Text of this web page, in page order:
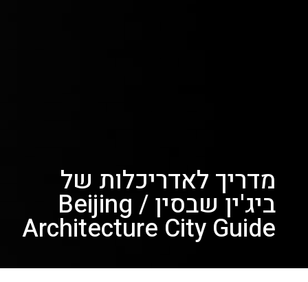
מדריך לאדריכלות של
ביג'ין שבסין / Beijing
Architecture City Guide